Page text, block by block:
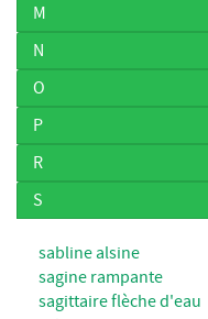
M
N
O
P
R
S
sabline alsine
sagine rampante
sagittaire flèche d'eau